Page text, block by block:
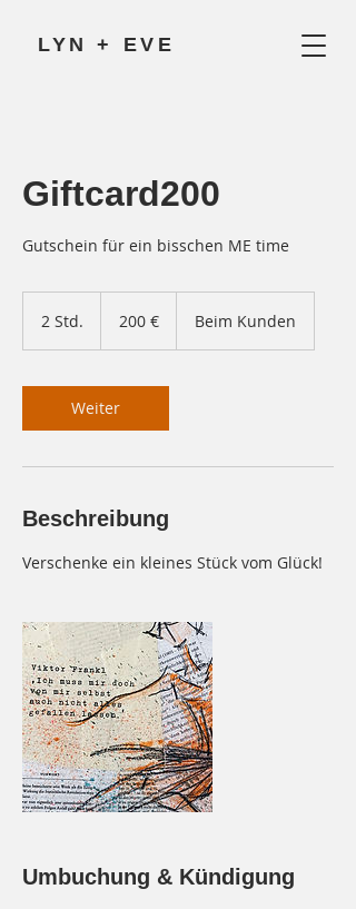
LYN + EVE
Giftcard200
Gutschein für ein bisschen ME time
2 Std.
d
.
200 € Beim Kunden
Weiter
Beschreibung
Verschenke ein kleines Stück vom Glück!
Umbuchung & Kündigung